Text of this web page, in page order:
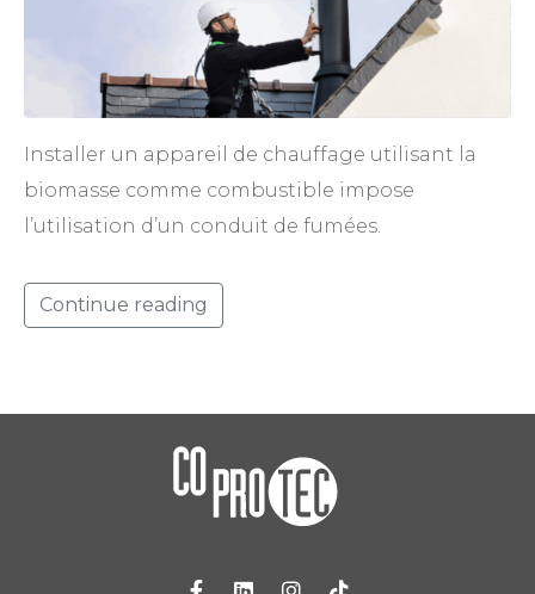
Installer un appareil de chauffage utilisant la
biomasse comme combustible impose
l’utilisation d’un conduit de fumées.
Continue reading